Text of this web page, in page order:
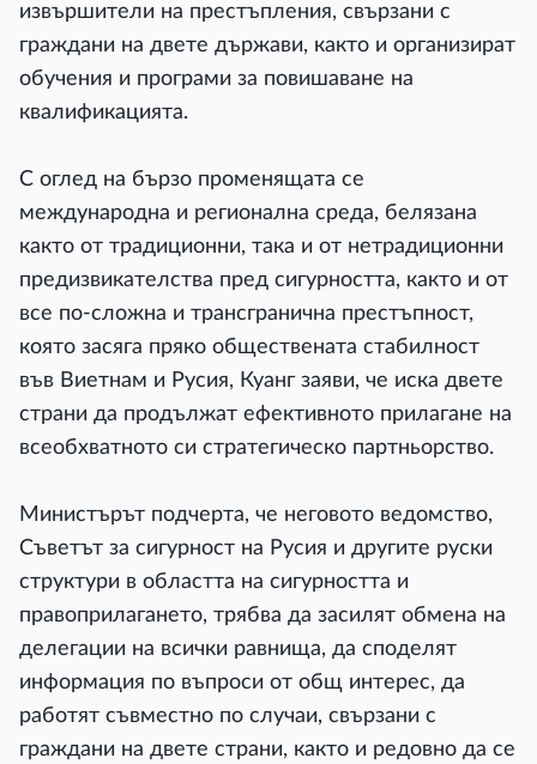
извършители на престъпления, свързани с
граждани на двете държави, както и организират
обучения и програми за повишаване на
квалификацията.
С оглед на бързо променящата се
международна и регионална среда, белязана
както от традиционни, така и от нетрадиционни
предизвикателства пред сигурността, както и от
все по-сложна и трансгранична престъпност,
която засяга пряко обществената стабилност
във Виетнам и Русия, Куанг заяви, че иска двете
страни да продължат ефективното прилагане на
всеобхватното си стратегическо партньорство.
Министърът подчерта, че неговото ведомство,
Съветът за сигурност на Русия и другите руски
структури в областта на сигурността и
правоприлагането, трябва да засилят обмена на
делегации на всички равнища, да споделят
информация по въпроси от общ интерес, да
работят съвместно по случаи, свързани с
граждани на двете страни, както и редовно да се